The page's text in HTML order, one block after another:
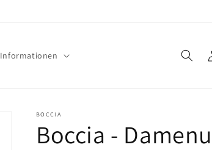
Informationen
BOCCIA
Boccia -